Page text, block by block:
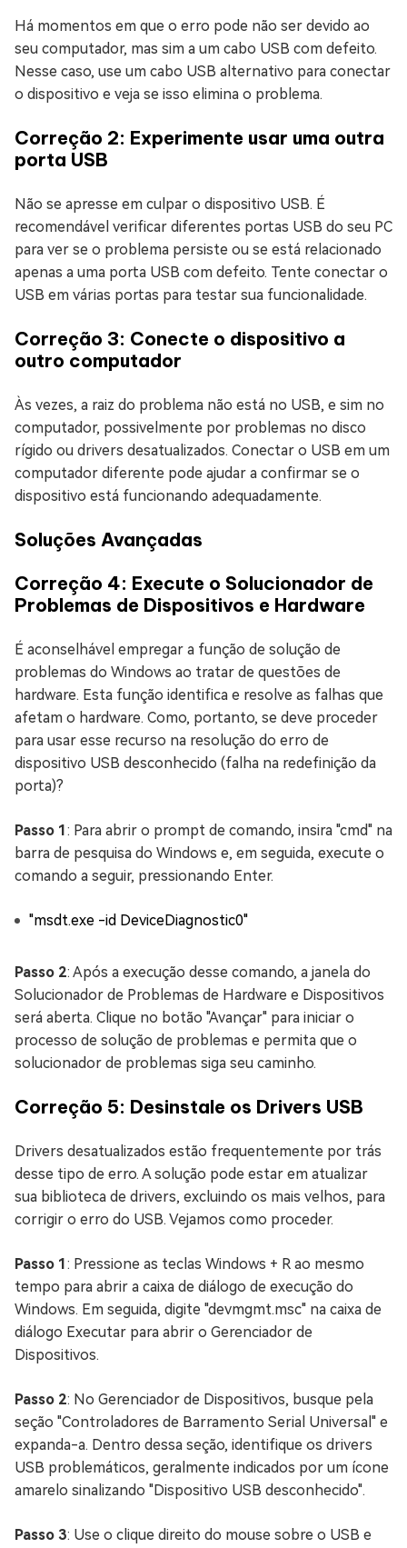
Há momentos em que o erro pode não ser devido ao
seu computador, mas sim a um cabo USB com defeito.
Nesse caso, use um cabo USB alternativo para conectar
o dispositivo e veja se isso elimina o problema.
Correção 2: Experimente usar uma outra
porta USB
Não se apresse em culpar o dispositivo USB. É
recomendável verificar diferentes portas USB do seu PC
para ver se o problema persiste ou se está relacionado
apenas a uma porta USB com defeito. Tente conectar o
USB em várias portas para testar sua funcionalidade.
Correção 3: Conecte o dispositivo a
outro computador
Às vezes, a raiz do problema não está no USB, e sim no
computador, possivelmente por problemas no disco
rígido ou drivers desatualizados. Conectar o USB em um
computador diferente pode ajudar a confirmar se o
dispositivo está funcionando adequadamente.
Soluções Avançadas
Correção 4: Execute o Solucionador de
Problemas de Dispositivos e Hardware
É aconselhável empregar a função de solução de
problemas do Windows ao tratar de questões de
hardware. Esta função identifica e resolve as falhas que
afetam o hardware. Como, portanto, se deve proceder
para usar esse recurso na resolução do erro de
dispositivo USB desconhecido (falha na redefinição da
porta)?
Passo 1: Para abrir o prompt de comando, insira "cmd" na
barra de pesquisa do Windows e, em seguida, execute o
comando a seguir, pressionando Enter.
"msdt.exe -id DeviceDiagnostic0"
Passo 2: Após a execução desse comando, a janela do
Solucionador de Problemas de Hardware e Dispositivos
será aberta. Clique no botão "Avançar" para iniciar o
processo de solução de problemas e permita que o
solucionador de problemas siga seu caminho.
Correção 5: Desinstale os Drivers USB
Drivers desatualizados estão frequentemente por trás
desse tipo de erro. A solução pode estar em atualizar
sua biblioteca de drivers, excluindo os mais velhos, para
corrigir o erro do USB. Vejamos como proceder.
Passo 1: Pressione as teclas Windows + R ao mesmo
tempo para abrir a caixa de diálogo de execução do
Windows. Em seguida, digite "devmgmt.msc" na caixa de
diálogo Executar para abrir o Gerenciador de
Dispositivos.
Passo 2: No Gerenciador de Dispositivos, busque pela
seção "Controladores de Barramento Serial Universal" e
expanda-a. Dentro dessa seção, identifique os drivers
USB problemáticos, geralmente indicados por um ícone
amarelo sinalizando "Dispositivo USB desconhecido".
Passo 3: Use o clique direito do mouse sobre o USB e